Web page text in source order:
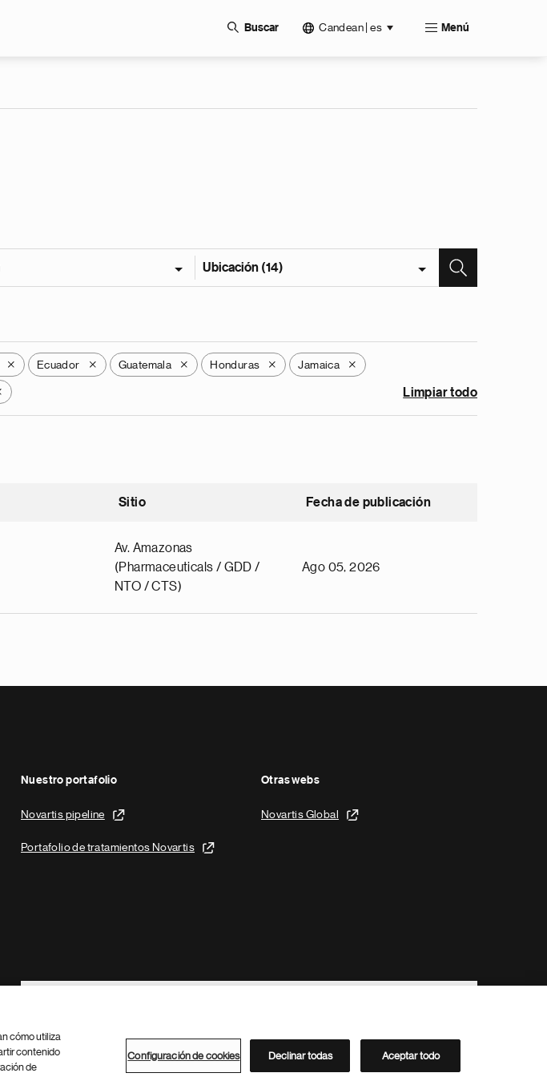
Buscar Candean | es Menú
Ubicación (14)
X Ecuador X Guatemala X Honduras X Jamaica X
Limpiar todo
Sitio Fecha de publicación
Av. Amazonas
(Pharmaceuticals / GDD /
NTO / CTS)
Ago 05, 2026
Nuestro portafolio
Novartis pipeline
Portafolio de tratamientos Novartis
Otras webs
Novartis Global
Footer Site Search
Directorio de Novartis
cómo utiliza
contenido
de
Configuración de cookies Declinar todas Aceptar todo